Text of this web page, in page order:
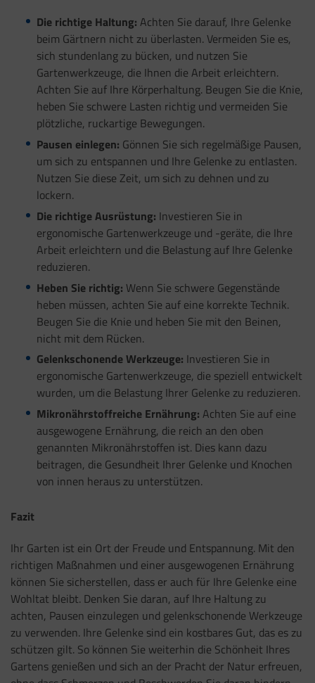
Die richtige Haltung: Achten Sie darauf, Ihre Gelenke
beim Gärtnern nicht zu überlasten. Vermeiden Sie es,
sich stundenlang zu bücken, und nutzen Sie
Gartenwerkzeuge, die Ihnen die Arbeit erleichtern.
Achten Sie auf Ihre Körperhaltung. Beugen Sie die Knie,
heben Sie schwere Lasten richtig und vermeiden Sie
plötzliche, ruckartige Bewegungen.
Pausen einlegen: Gönnen Sie sich regelmäßige Pausen,
um sich zu entspannen und Ihre Gelenke zu entlasten.
Nutzen Sie diese Zeit, um sich zu dehnen und zu
lockern.
Die richtige Ausrüstung: Investieren Sie in
ergonomische Gartenwerkzeuge und -geräte, die Ihre
Arbeit erleichtern und die Belastung auf Ihre Gelenke
reduzieren.
Heben Sie richtig: Wenn Sie schwere Gegenstände
heben müssen, achten Sie auf eine korrekte Technik.
Beugen Sie die Knie und heben Sie mit den Beinen,
nicht mit dem Rücken.
Gelenkschonende Werkzeuge: Investieren Sie in
ergonomische Gartenwerkzeuge, die speziell entwickelt
wurden, um die Belastung Ihrer Gelenke zu reduzieren.
Mikronährstoffreiche Ernährung: Achten Sie auf eine
ausgewogene Ernährung, die reich an den oben
genannten Mikronährstoffen ist. Dies kann dazu
beitragen, die Gesundheit Ihrer Gelenke und Knochen
von innen heraus zu unterstützen.
Fazit
Ihr Garten ist ein Ort der Freude und Entspannung. Mit den
richtigen Maßnahmen und einer ausgewogenen Ernährung
können Sie sicherstellen, dass er auch für Ihre Gelenke eine
Wohltat bleibt. Denken Sie daran, auf Ihre Haltung zu
achten, Pausen einzulegen und gelenkschonende Werkzeuge
zu verwenden. Ihre Gelenke sind ein kostbares Gut, das es zu
schützen gilt. So können Sie weiterhin die Schönheit Ihres
Gartens genießen und sich an der Pracht der Natur erfreuen,